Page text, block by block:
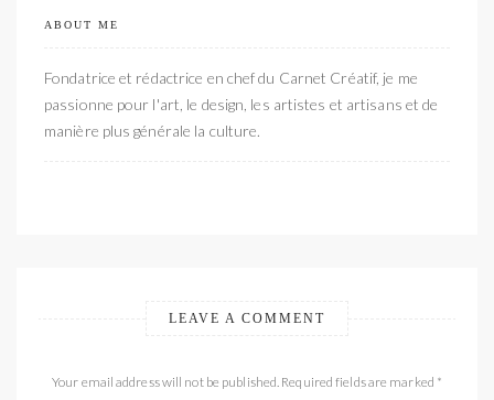
ABOUT ME
Fondatrice et rédactrice en chef du Carnet Créatif, je me
passionne pour l'art, le design, les artistes et artisans et de
manière plus générale la culture.
LEAVE A COMMENT
Your email address will not be published. Required fields are marked *